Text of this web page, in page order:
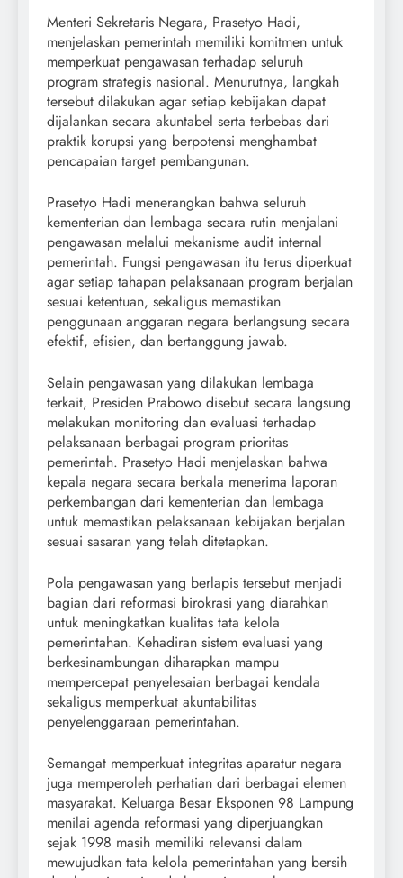
Menteri Sekretaris Negara, Prasetyo Hadi,
menjelaskan pemerintah memiliki komitmen untuk
memperkuat pengawasan terhadap seluruh
program strategis nasional. Menurutnya, langkah
tersebut dilakukan agar setiap kebijakan dapat
dijalankan secara akuntabel serta terbebas dari
praktik korupsi yang berpotensi menghambat
pencapaian target pembangunan.
Prasetyo Hadi menerangkan bahwa seluruh
kementerian dan lembaga secara rutin menjalani
pengawasan melalui mekanisme audit internal
pemerintah. Fungsi pengawasan itu terus diperkuat
agar setiap tahapan pelaksanaan program berjalan
sesuai ketentuan, sekaligus memastikan
penggunaan anggaran negara berlangsung secara
efektif, efisien, dan bertanggung jawab.
Selain pengawasan yang dilakukan lembaga
terkait, Presiden Prabowo disebut secara langsung
melakukan monitoring dan evaluasi terhadap
pelaksanaan berbagai program prioritas
pemerintah. Prasetyo Hadi menjelaskan bahwa
kepala negara secara berkala menerima laporan
perkembangan dari kementerian dan lembaga
untuk memastikan pelaksanaan kebijakan berjalan
sesuai sasaran yang telah ditetapkan.
Pola pengawasan yang berlapis tersebut menjadi
bagian dari reformasi birokrasi yang diarahkan
untuk meningkatkan kualitas tata kelola
pemerintahan. Kehadiran sistem evaluasi yang
berkesinambungan diharapkan mampu
mempercepat penyelesaian berbagai kendala
sekaligus memperkuat akuntabilitas
penyelenggaraan pemerintahan.
Semangat memperkuat integritas aparatur negara
juga memperoleh perhatian dari berbagai elemen
masyarakat. Keluarga Besar Eksponen 98 Lampung
menilai agenda reformasi yang diperjuangkan
sejak 1998 masih memiliki relevansi dalam
mewujudkan tata kelola pemerintahan yang bersih